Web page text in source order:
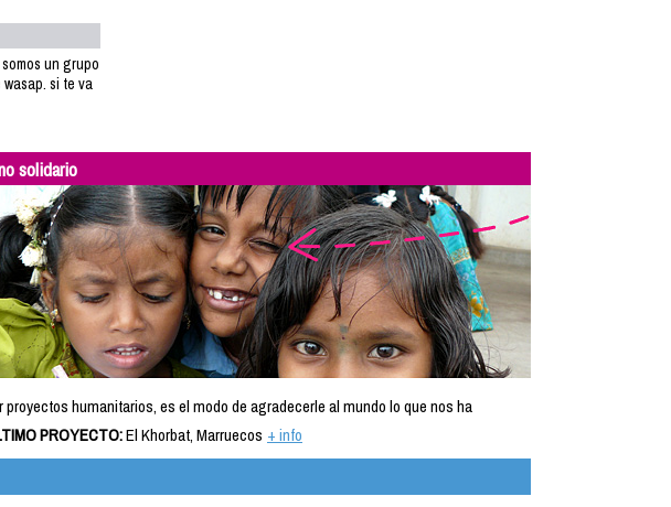
un grupo
si te va
solidario
proyectos humanitarios, es el modo de agradecerle al mundo lo que nos ha
PROYECTO:El Khorbat, Marruecos + info